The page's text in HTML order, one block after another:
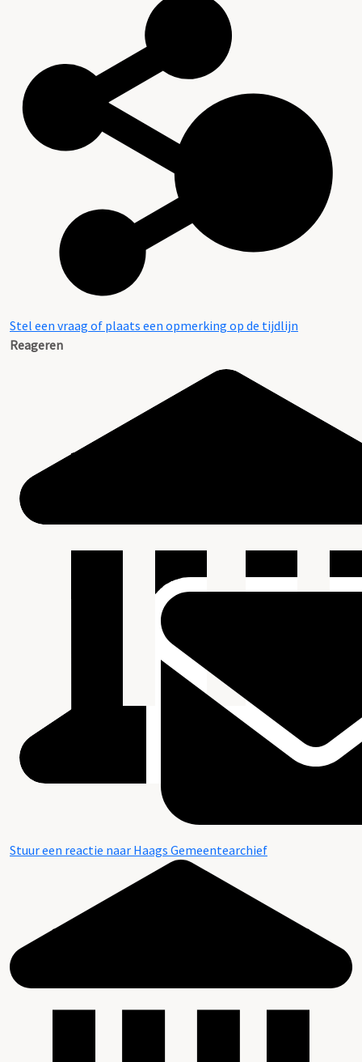
Stel een vraag of plaats een opmerking op de tijdlijn
Reageren
Stuur een reactie naar Haags Gemeentearchief